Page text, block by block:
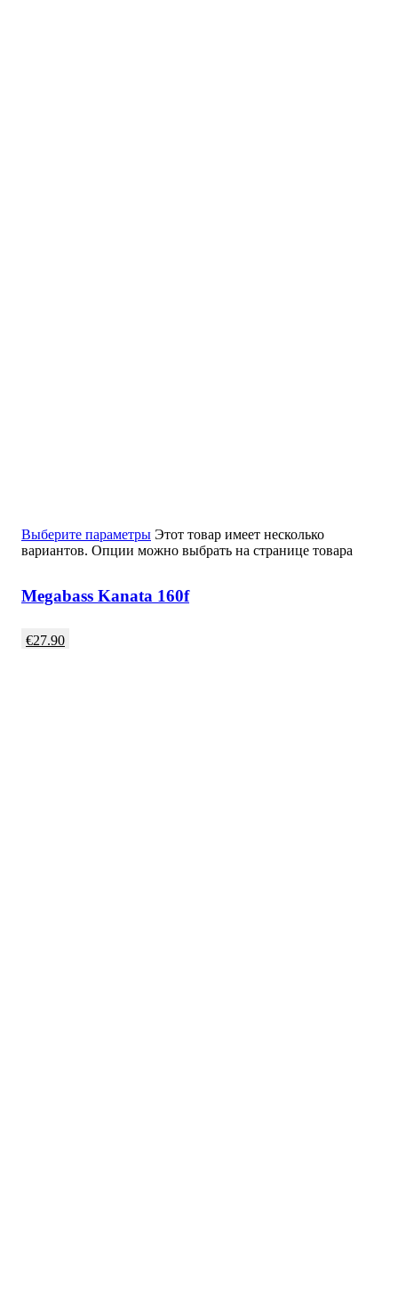
Выберите параметры Этот товар имеет несколько
вариантов. Опции можно выбрать на странице товара
Megabass Kanata 160f
€27.90